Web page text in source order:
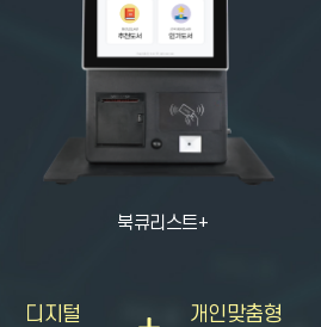
북큐리스트+
디지털
개인맞춤형